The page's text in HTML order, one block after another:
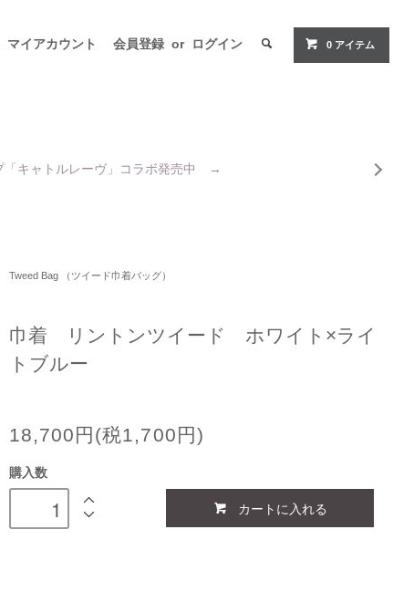
マイアカウント 会員登録 or ログイン 0 アイテム
「キャトルレーヴ」コラボ発売中 →
Tweed Bag （ツイード巾着バッグ）
巾着 リントンツイード ホワイト×ライ
トブルー
18,700円(税1,700円)
購入数
カートに入れる